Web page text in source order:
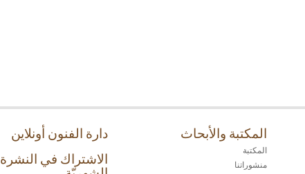
المكتبة والأبحاث
المكتبة
منشوراتنا
دارة الفنون أونلاين
الاشتراك في النشرة